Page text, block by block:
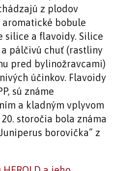
z plodov
bobule
silice a flavoidy. Silice
pálčivú chuť (rastliny
pred bylinožravcami)
účinkov. Flavoidy
sú známe
a kladným vplyvom
storočia bola známa
borovička“ z